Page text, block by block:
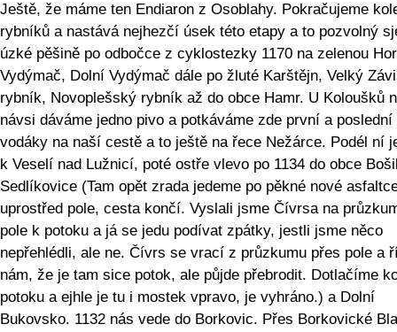
Ještě, že máme ten Endiaron z Osoblahy. Pokračujeme
rybníků a nastává nejhezčí úsek této etapy a to pozvolný
úzké pěšině po odbočce z cyklostezky 1170 na zelenou
Vydýmač, Dolní Vydýmač dále po žluté Karštějn, Velký
rybník, Novoplešský rybník až do obce Hamr. U Koloušků
návsi dáváme jedno pivo a potkáváme zde první a poslední
vodáky na naší cestě a to ještě na řece Nežárce. Podél ní
k Veselí nad Lužnicí, poté ostře vlevo po 1134 do obce
Sedlíkovice (Tam opět zrada jedeme po pěkné nové
uprostřed pole, cesta končí. Vyslali jsme Čívrsa na
pole k potoku a já se jedu podívat zpátky, jestli jsme něco
nepřehlédli, ale ne. Čívrs se vrací z průzkumu přes pole a
nám, že je tam sice potok, ale půjde přebrodit. Dotlačíme
potoku a ejhle je tu i mostek vpravo, je vyhráno.) a Dolní
Bukovsko. 1132 nás vede do Borkovic. Přes Borkovické